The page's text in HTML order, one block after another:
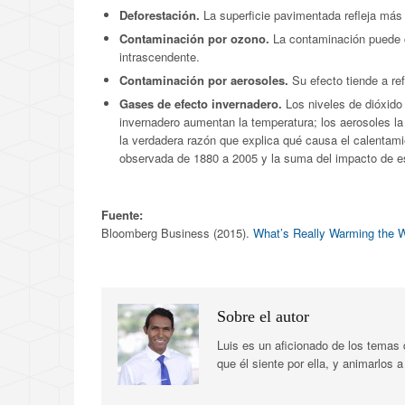
Deforestación. La superficie pavimentada refleja
Contaminación por ozono. La contaminación
intrascendente.
Contaminación por aerosoles. Su efecto tiende a
Gases de efecto invernadero. Los niveles de
invernadero aumentan la temperatura; los aerosoles
la verdadera razón que explica qué causa el
observada de 1880 a 2005 y la suma del impacto de
Fuente:
Bloomberg Business (2015). What’s Really Warming the
Sobre el autor
Luis es un aficionado de los
que él siente por ella, y animarlos